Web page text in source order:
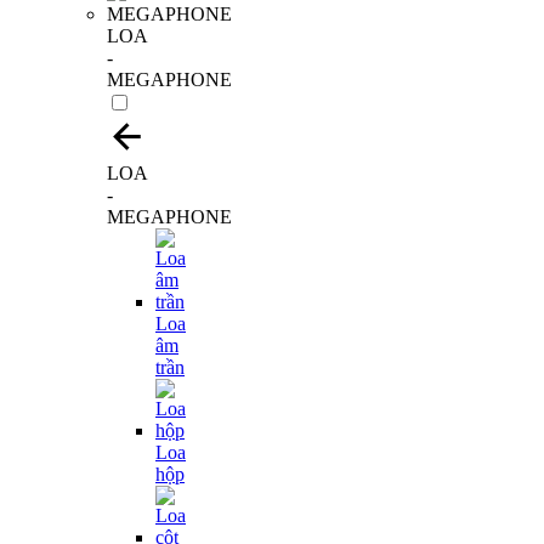
LOA
-
MEGAPHONE
LOA
-
MEGAPHONE
Loa
âm
trần
Loa
hộp